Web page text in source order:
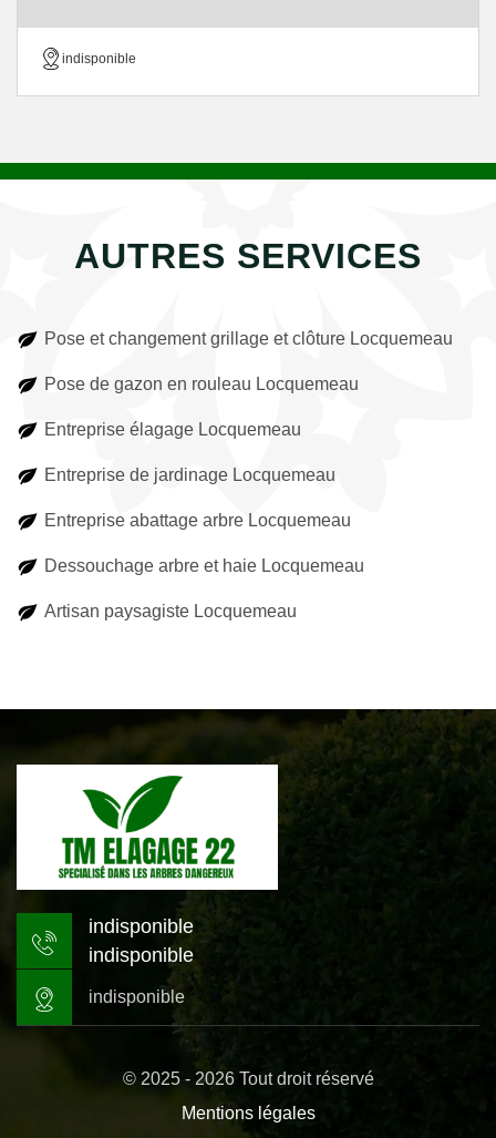
indisponible
AUTRES SERVICES
Pose et changement grillage et clôture Locquemeau
Pose de gazon en rouleau Locquemeau
Entreprise élagage Locquemeau
Entreprise de jardinage Locquemeau
Entreprise abattage arbre Locquemeau
Dessouchage arbre et haie Locquemeau
Artisan paysagiste Locquemeau
indisponible
indisponible
indisponible
© 2025 - 2026 Tout droit réservé
Mentions légales